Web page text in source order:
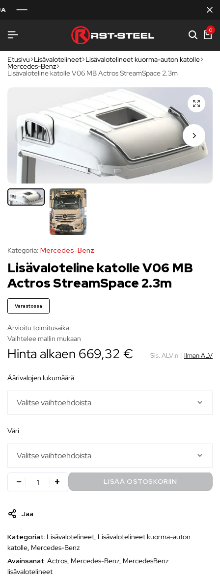
0
Etusivu Lisävalotelineet Lisävalotelineet kuorma-auton katolle
Mercedes-Benz
Lisävaloteline katolle V06 MB Actros StreamSpace 2.3m
Kategoria: Mercedes-Benz
Lisävaloteline katolle V06 MB
Actros StreamSpace 2.3m
Varastossa
Arvioitu toimitusaika:
Vaihtelee mallin mukaan
Hinta alkaen 669,32 € Sis. ALV:n | Ilman ALV
äärivalojen lukumäärä
väri
LISÄÄ OSTOSKORIIN
Jaa
Kategoriat: Lisävalotelineet, Lisävalotelineet kuorma-auton
katolle, Mercedes-Benz
Avainsanat: Actros, Mercedes-Benz, MercedesBenz
lisävalotelineet